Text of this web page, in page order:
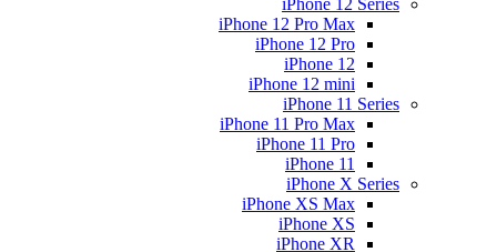
iPhone 12 Series
iPhone 12 Pro Max
iPhone 12 Pro
iPhone 12
iPhone 12 mini
iPhone 11 Series
iPhone 11 Pro Max
iPhone 11 Pro
iPhone 11
iPhone X Series
iPhone XS Max
iPhone XS
iPhone XR